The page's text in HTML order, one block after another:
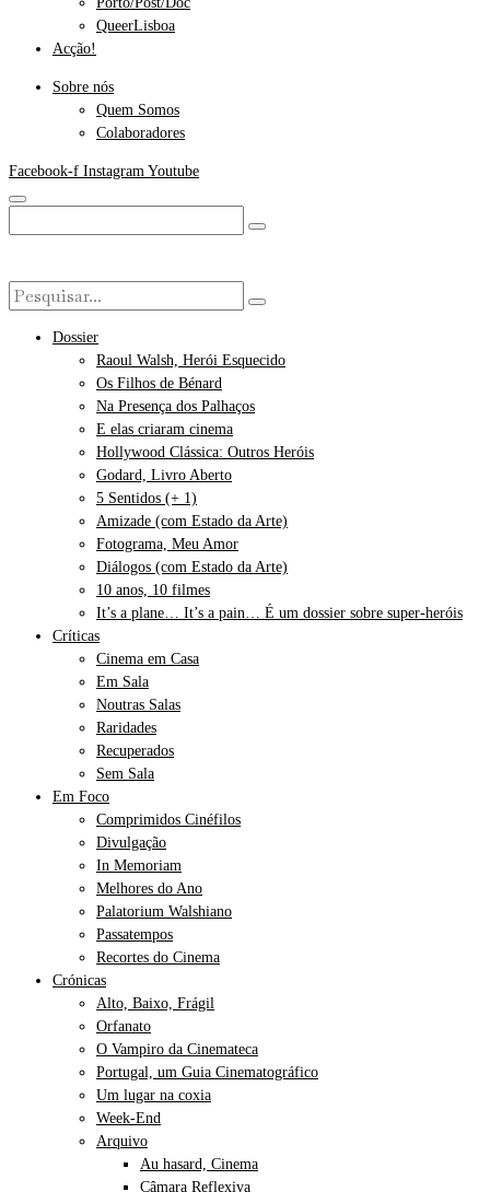
QueerLisboa
Acção!
Sobre nós
Quem Somos
Colaboradores
Facebook-f Instagram Youtube
Dossier
Raoul Walsh, Herói Esquecido
Os Filhos de Bénard
Na Presença dos Palhaços
E elas criaram cinema
Hollywood Clássica: Outros Heróis
Godard, Livro Aberto
5 Sentidos (+ 1)
Amizade (com Estado da Arte)
Fotograma, Meu Amor
Diálogos (com Estado da Arte)
10 anos, 10 filmes
It’s a plane… It’s a pain… É um dossier sobre super-heróis
Críticas
Cinema em Casa
Em Sala
Noutras Salas
Raridades
Recuperados
Sem Sala
Em Foco
Comprimidos Cinéfilos
Divulgação
In Memoriam
Melhores do Ano
Palatorium Walshiano
Passatempos
Recortes do Cinema
Crónicas
Alto, Baixo, Frágil
Orfanato
O Vampiro da Cinemateca
Portugal, um Guia Cinematográfico
Um lugar na coxia
Week-End
Arquivo
Au hasard, Cinema
Câmara Reflexiva